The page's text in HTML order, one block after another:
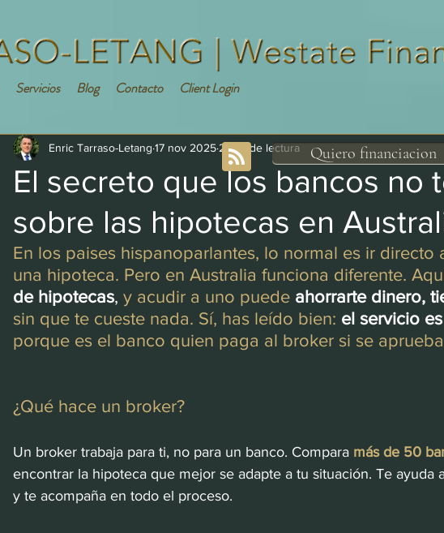
Servicios Blog Contacto Client Login
El secreto que los bancos no
sobre las hipotecas en
Enric Tarraso-Letang 17 nov 2025 2 min de lectura
En los paises hispanoparlantes, lo normal es ir directo
una hipoteca. Pero en Australia funciona diferente.
de hipotecas, y acudir a uno puede ahorrarte dinero,
sin que te cueste nada. Sí, has leído bien: el servicio
porque es el banco quien paga al broker si se
¿Qué hace un broker?
Un broker trabaja para ti, no para un banco. Compara más de 50
encontrar la hipoteca que mejor se adapte a tu situación. Te ayuda
y te acompaña en todo el proceso.
Quiero financiacion